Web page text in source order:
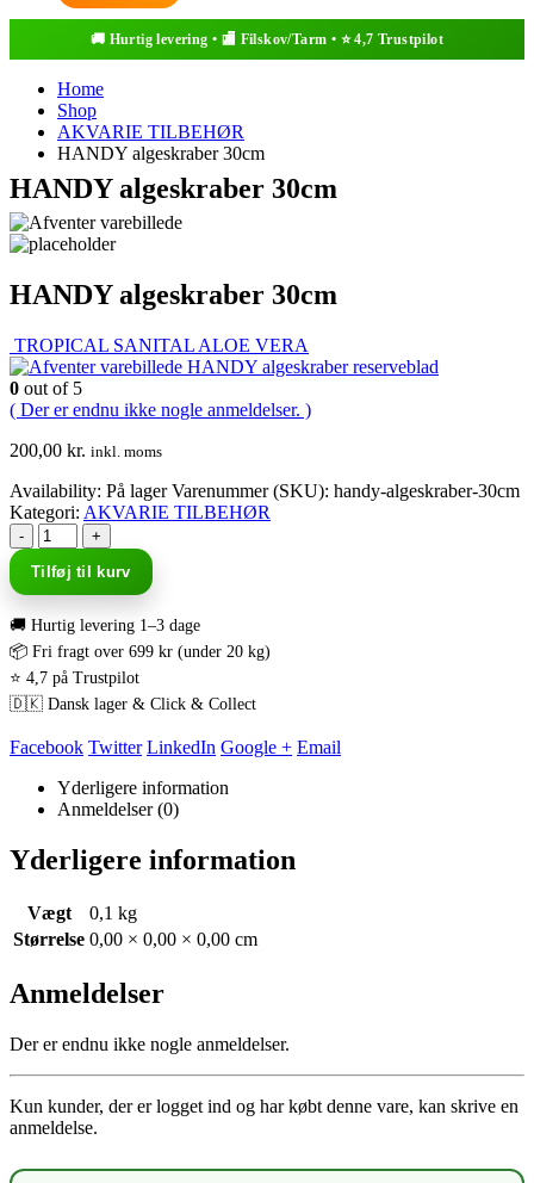
Home
Shop
AKVARIE TILBEHØR
HANDY algeskraber 30cm
HANDY algeskraber 30cm
HANDY algeskraber 30cm
TROPICAL SANITAL ALOE VERA
HANDY algeskraber reserveblad
0 out of 5
( Der er endnu ikke nogle anmeldelser. )
200,00 kr. inkl. moms
Availability: På lager Varenummer (SKU): handy-algeskraber-30cm
Kategori: AKVARIE TILBEHØR
-
+
Tilføj til kurv
🚚 Hurtig levering 1–3 dage
📦 Fri fragt over 699 kr (under 20 kg)
⭐ 4,7 på Trustpilot
🇩🇰 Dansk lager & Click & Collect
Facebook Twitter LinkedIn Google + Email
Yderligere information
Anmeldelser (0)
Yderligere information
Vægt
0,1 kg
Størrelse 0,00 × 0,00 × 0,00 cm
Anmeldelser
Der er endnu ikke nogle anmeldelser.
Kun kunder, der er logget ind og har købt denne vare, kan skrive en
anmeldelse.